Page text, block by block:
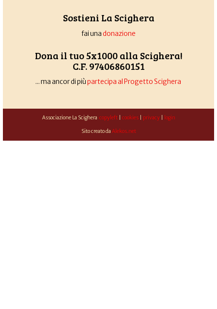
Sostieni La Scighera
fai unadonazione
Dona il tuo 5x1000 alla Scighera!
C.F. 97406860151
... ma ancor di piùpartecipa al Progetto Scighera
Associazione La Scighera copyleft| cookies| privacy| login
Sito creato da Alekos.net